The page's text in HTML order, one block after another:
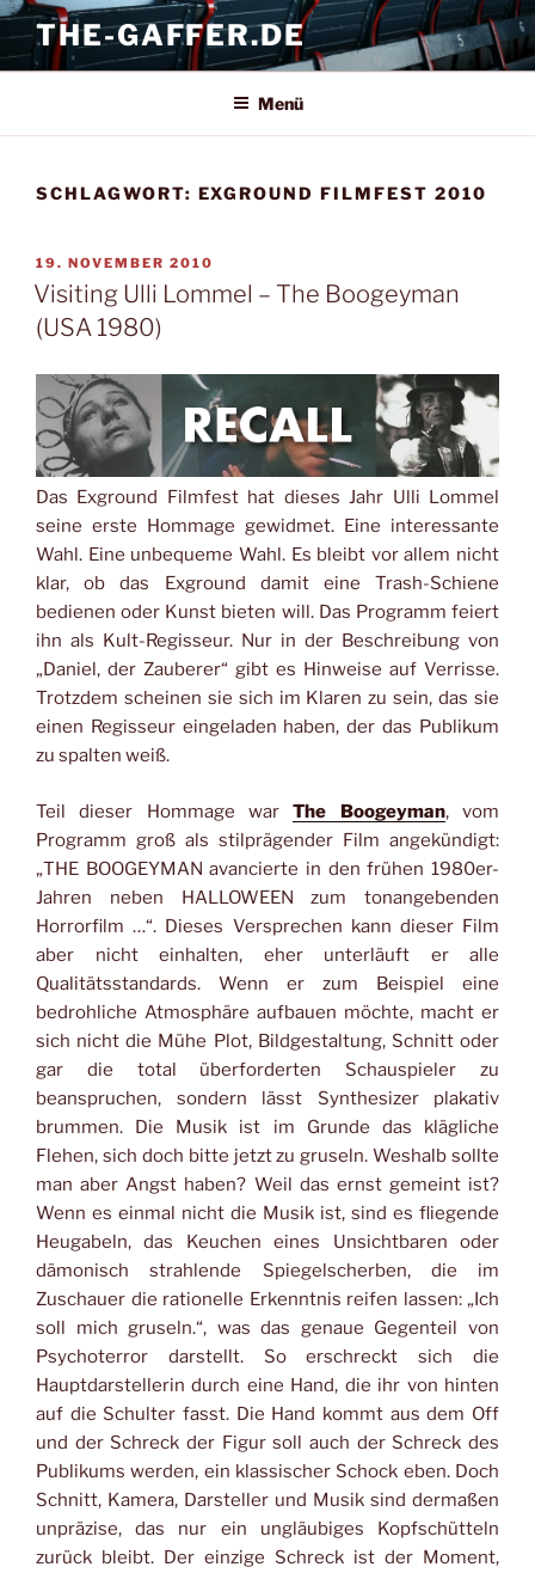
Zum
Inhalt
springen
THE-GAFFER.DE
Menü
SCHLAGWORT: EXGROUND FILMFEST 2010
VERÖFFENTLICHT
AM
19. NOVEMBER 2010
Visiting Ulli Lommel – The Boogeyman
(USA 1980)
Das Exground Filmfest hat dieses Jahr Ulli Lommel
seine erste Hommage gewidmet. Eine interessante
Wahl. Eine unbequeme Wahl. Es bleibt vor allem nicht
klar, ob das Exground damit eine Trash-Schiene
bedienen oder Kunst bieten will. Das Programm feiert
ihn als Kult-Regisseur. Nur in der Beschreibung von
„Daniel, der Zauberer“ gibt es Hinweise auf Verrisse.
Trotzdem scheinen sie sich im Klaren zu sein, das sie
einen Regisseur eingeladen haben, der das Publikum
zu spalten weiß.
Teil dieser Hommage warThe Boogeyman, vom
Programm groß als stilprägender Film angekündigt:
„THE BOOGEYMAN avancierte in den frühen 1980er-
Jahren neben HALLOWEEN zum tonangebenden
Horrorfilm …“. Dieses Versprechen kann dieser Film
aber nicht einhalten, eher unterläuft er alle
Qualitätsstandards. Wenn er zum Beispiel eine
bedrohliche Atmosphäre aufbauen möchte, macht er
sich nicht die Mühe Plot, Bildgestaltung, Schnitt oder
gar die total überforderten Schauspieler zu
beanspruchen, sondern lässt Synthesizer plakativ
brummen. Die Musik ist im Grunde das klägliche
Flehen, sich doch bitte jetzt zu gruseln. Weshalb sollte
man aber Angst haben? Weil das ernst gemeint ist?
Wenn es einmal nicht die Musik ist, sind es fliegende
Heugabeln, das Keuchen eines Unsichtbaren oder
dämonisch strahlende Spiegelscherben, die im
Zuschauer die rationelle Erkenntnis reifen lassen: „Ich
soll mich gruseln.“, was das genaue Gegenteil von
Psychoterror darstellt. So erschreckt sich die
Hauptdarstellerin durch eine Hand, die ihr von hinten
auf die Schulter fasst. Die Hand kommt aus dem Off
und der Schreck der Figur soll auch der Schreck des
Publikums werden, ein klassischer Schock eben. Doch
Schnitt, Kamera, Darsteller und Musik sind dermaßen
unpräzise, das nur ein ungläubiges Kopfschütteln
zurück bleibt. Der einzige Schreck ist der Moment,